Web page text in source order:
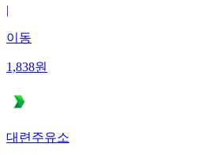
|
이동
1,838원
대련주유소